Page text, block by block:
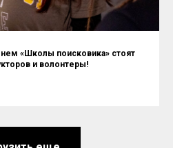
«Школы поисковика» стоят
и волонтеры!